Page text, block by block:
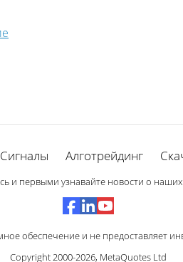
Сигналы Алготрейдинг
и первыми узнавайте новости о наших
обеспечение и не предоставляет
Copyright 2000-2026, MetaQuotes Ltd